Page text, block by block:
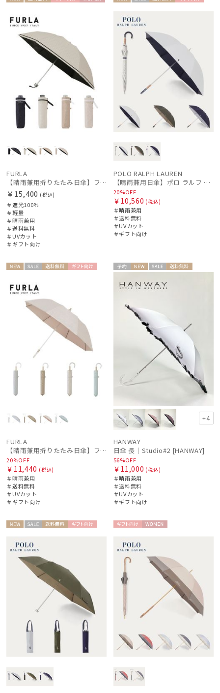
レディース
カテゴリー
ブランド
帽子
手袋・アームカバー
その他
カラー
価格・割引率
在庫表示
販売状況
入荷状況
料
FURLA
【晴雨兼用折りたたみ日傘】フルラ (FURLA) ジャガードグログラン 遮光100 遮熱 UV100 軽量
￥15,400 (税込)
＃遮光100%
＃軽量
＃晴雨兼用
＃送料無料
＃UVカット
＃ギフト向け
ル
WOME
N
POLO RALPH LAUREN
【晴雨兼用日傘】ポロ ラルフ ローレン (POLO RALPH LAUREN) 無地POLOPONY刺繍 遮光 遮熱 UV
20%OFF
￥10,560 (税込)
＃晴雨兼用
＃送料無料
＃UVカット
＃ギフト向け
ル
WOME
N
FURLA
【晴雨兼用折りたたみ日傘】フルラ (FURLA) パールリボンジャガード 遮光99.99 遮熱 UV99.99
20%OFF
￥11,440 (税込)
＃晴雨兼用
＃送料無料
＃UVカット
＃ギフト向け
予約 NEWセー
ル
送料無
料
ギフト
WOME
+4
HANWAY
日傘 長｜Studio#2 [HANWAY]
56%OFF
￥11,000 (税込)
＃晴雨兼用
＃送料無料
＃UVカット
＃ギフト向け
ル
WOME
N
向け